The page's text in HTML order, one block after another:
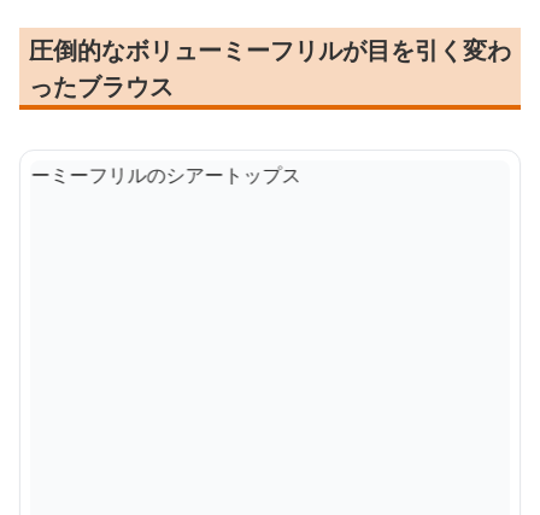
圧倒的なボリューミーフリルが目を引く変わ
ったブラウス